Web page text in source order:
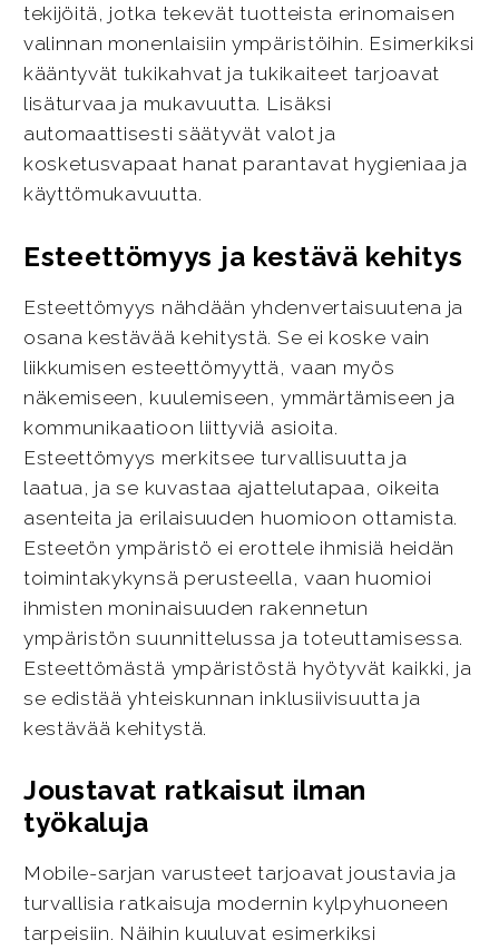
tekijöitä, jotka tekevät tuotteista erinomaisen
valinnan monenlaisiin ympäristöihin. Esimerkiksi
kääntyvät tukikahvat ja tukikaiteet tarjoavat
lisäturvaa ja mukavuutta. Lisäksi
automaattisesti säätyvät valot ja
kosketusvapaat hanat parantavat hygieniaa ja
käyttömukavuutta.
Esteettömyys ja kestävä kehitys
Esteettömyys nähdään yhdenvertaisuutena ja
osana kestävää kehitystä. Se ei koske vain
liikkumisen esteettömyyttä, vaan myös
näkemiseen, kuulemiseen, ymmärtämiseen ja
kommunikaatioon liittyviä asioita.
Esteettömyys merkitsee turvallisuutta ja
laatua, ja se kuvastaa ajattelutapaa, oikeita
asenteita ja erilaisuuden huomioon ottamista.
Esteetön ympäristö ei erottele ihmisiä heidän
toimintakykynsä perusteella, vaan huomioi
ihmisten moninaisuuden rakennetun
ympäristön suunnittelussa ja toteuttamisessa.
Esteettömästä ympäristöstä hyötyvät kaikki, ja
se edistää yhteiskunnan inklusiivisuutta ja
kestävää kehitystä.
Joustavat ratkaisut ilman
työkaluja
Mobile-sarjan varusteet tarjoavat joustavia ja
turvallisia ratkaisuja modernin kylpyhuoneen
tarpeisiin. Näihin kuuluvat esimerkiksi